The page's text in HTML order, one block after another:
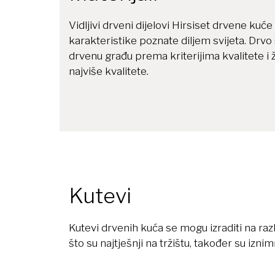
Vidljivi drveni dijelovi Hirsiset drvene
karakteristike poznate diljem svijeta.
drvenu građu prema kriterijima kvalitete i
najviše kvalitete.
Kutevi
Kutevi drvenih kuća se mogu izraditi na
što su najtješnji na tržištu, također su